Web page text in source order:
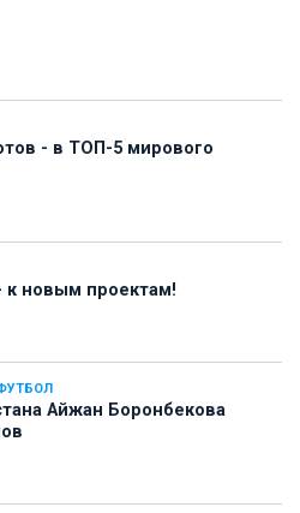
- в ТОП-5 мирового
к новым проектам!
Айжан Боронбекова